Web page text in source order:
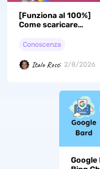
[Funziona al 100%]
Come scaricare
gratuitamente?
Conoscenza
Italo Rossi 2/8/2026
Google